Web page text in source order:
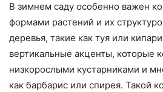
В зимнем саду особенно важен
формами растений и их
деревья, такие как туя или
вертикальные акценты, которые
низкорослыми кустарниками и
как барбарис или спирея. Такой